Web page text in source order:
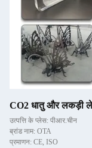
CO2 धातु और लकड़ी
उत्पत्ति के प्लेस: पीआर.चीन
ब्रांड नाम: OTA
प्रमाणन: CE, ISO